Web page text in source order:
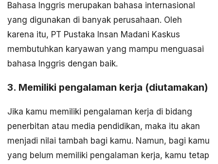
Bahasa Inggris merupakan bahasa internasional
yang digunakan di banyak perusahaan. Oleh
karena itu, PT Pustaka Insan Madani Kaskus
membutuhkan karyawan yang mampu menguasai
bahasa Inggris dengan baik.
3. Memiliki pengalaman kerja (diutamakan)
Jika kamu memiliki pengalaman kerja di bidang
penerbitan atau media pendidikan, maka itu akan
menjadi nilai tambah bagi kamu. Namun, bagi kamu
yang belum memiliki pengalaman kerja, kamu tetap